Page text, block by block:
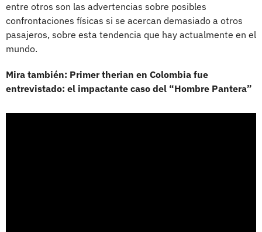
entre otros son las advertencias sobre posibles
confrontaciones físicas si se acercan demasiado a otros
pasajeros, sobre esta tendencia que hay actualmente en el
mundo.
Mira también: Primer therian en Colombia fue
entrevistado: el impactante caso del “Hombre Pantera”